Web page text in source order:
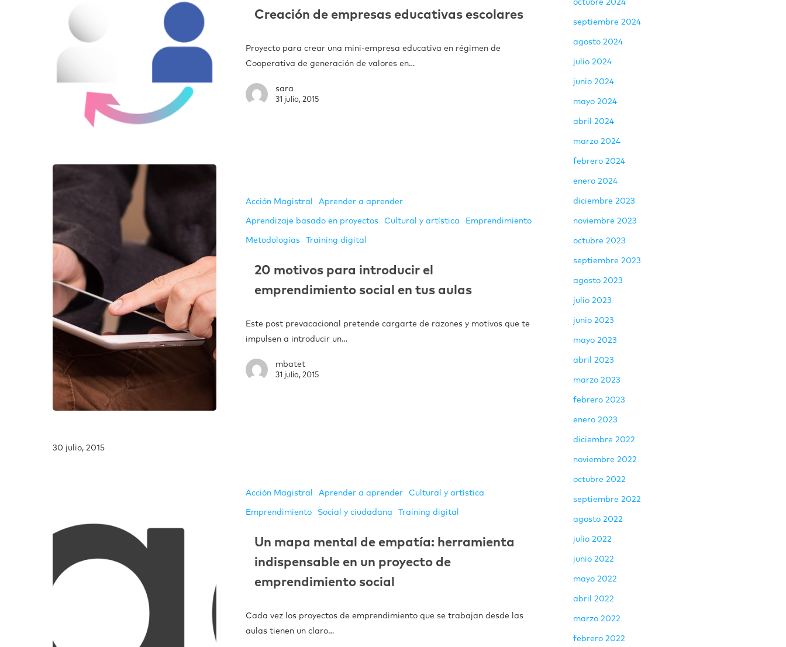
Creación de empresas educativas escolares
Proyecto para crear una mini‐empresa educativa en régimen de
Cooperativa de generación de valores en…
sara
31 julio, 2015
Acción Magistral Aprender a aprender
Aprendizaje basado en proyectos Cultural y artística Emprendimiento
Metodologías Training digital
20 motivos para introducir el
emprendimiento social en tus aulas
Este post prevacacional pretende cargarte de razones y motivos que te
impulsen a introducir un…
mbatet
31 julio, 2015
30 julio, 2015
Acción Magistral Aprender a aprender Cultural y artística
Emprendimiento Social y ciudadana Training digital
Un mapa mental de empatía: herramienta
indispensable en un proyecto de
emprendimiento social
Cada vez los proyectos de emprendimiento que se trabajan desde las
aulas tienen un claro…
octubre 2024
septiembre 2024
agosto 2024
julio 2024
junio 2024
mayo 2024
abril 2024
marzo 2024
febrero 2024
enero 2024
diciembre 2023
noviembre 2023
octubre 2023
septiembre 2023
agosto 2023
julio 2023
junio 2023
mayo 2023
abril 2023
marzo 2023
febrero 2023
enero 2023
diciembre 2022
noviembre 2022
octubre 2022
septiembre 2022
agosto 2022
julio 2022
junio 2022
mayo 2022
abril 2022
marzo 2022
febrero 2022